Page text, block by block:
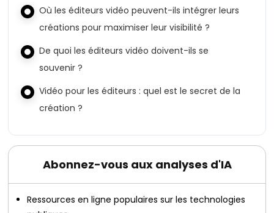
Où les éditeurs vidéo peuvent-ils intégrer leurs
créations pour maximiser leur visibilité ?
De quoi les éditeurs vidéo doivent-ils se
souvenir ?
Vidéo pour les éditeurs : quel est le secret de la
création ?
Abonnez-vous aux analyses d'IA
Ressources en ligne populaires sur les technologies